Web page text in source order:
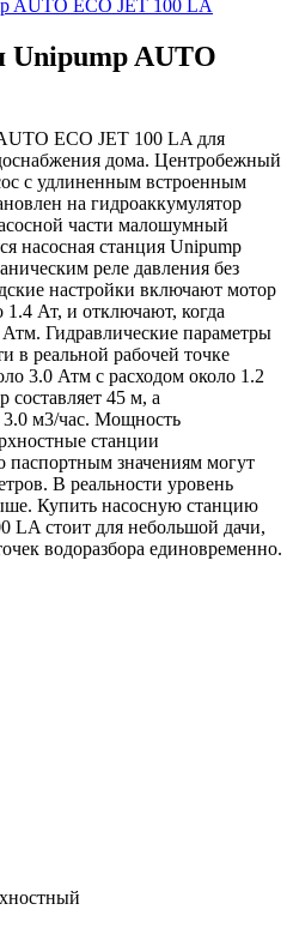
Unipump AUTO
ECO JET 100 LA для
дома. Центробежный
с удлиненным встроенным
на гидроаккумулятор
части малошумный
насосная станция Unipump
реле давления без
настройки включают мотор
Ат, и отключают, когда
Гидравлические параметры
в реальной рабочей точке
3.0 Атм с расходом около 1.2
45 м, а
3.0 м3/час. Мощность
станции
значениям могут
В реальности уровень
Купить насосную станцию
LA стоит для небольшой дачи,
водоразбора единовременно.